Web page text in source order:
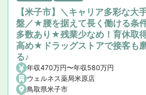
【米子市】＼キャリア多彩な大
盤／★腰を据えて長く働ける条
多数あり★残業少なめ！育休取
高め★ドラッグストアで接客も
る♪
年収470万円〜年収580万円
ウェルネス薬局米原店
鳥取県米子市